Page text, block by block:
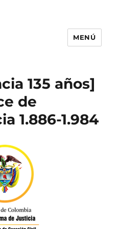
MENÚ
135 años]
de
1.886-1.984